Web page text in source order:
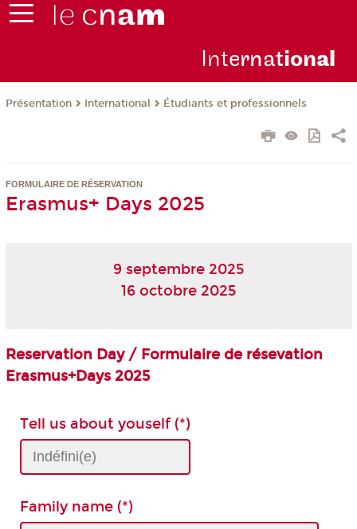
International
Présentation International Étudiants et professionnels
FORMULAIRE DE RÉSERVATION
Erasmus+ Days 2025
9 septembre 2025
16 octobre 2025
Reservation Day / Formulaire de résevation
Erasmus+Days 2025
Tell us about youself (*)
Family name (*)